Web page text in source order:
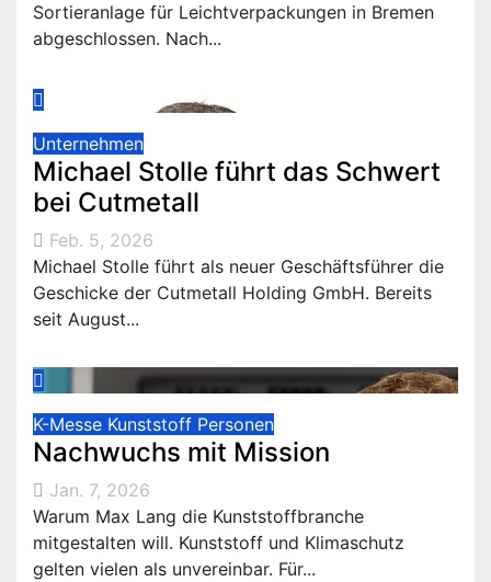
Sortieranlage für Leichtverpackungen in Bremen
abgeschlossen. Nach...
Unternehmen
Michael Stolle führt das Schwert
bei Cutmetall
Feb. 5, 2026
Michael Stolle führt als neuer Geschäftsführer die
Geschicke der Cutmetall Holding GmbH. Bereits
seit August...
K-Messe Kunststoff Personen
Nachwuchs mit Mission
Jan. 7, 2026
Warum Max Lang die Kunststoffbranche
mitgestalten will. Kunststoff und Klimaschutz
gelten vielen als unvereinbar. Für...